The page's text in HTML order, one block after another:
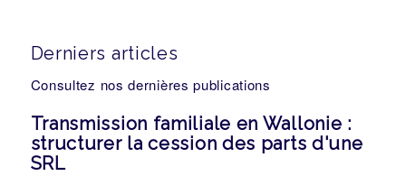
Derniers articles
Consultez nos dernières publications
Transmission familiale en Wallonie :
structurer la cession des parts d'une
SRL